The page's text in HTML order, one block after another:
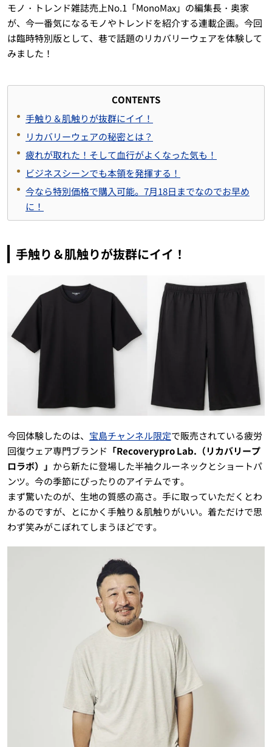
モノ・トレンド雑誌売上No.1「MonoMax」の編集長・奥家
が、今一番気になるモノやトレンドを紹介する連載企画。今回
は臨時特別版として、巷で話題のリカバリーウェアを体験して
みました！
CONTENTS
手触り＆肌触りが抜群にイイ！
リカバリーウェアの秘密とは？
疲れが取れた！そして血行がよくなった気も！
ビジネスシーンでも本領を発揮する！
今なら特別価格で購入可能。7月18日までなのでお早め
に！
手触り＆肌触りが抜群にイイ！
今回体験したのは、 宝島チャンネル限定で販売されている疲労
回復ウェア専門ブランド 「Recoverypro Lab.（リカバリープ
ロラボ）」 から新たに登場した半袖クルーネックとショートパ
ンツ。今の季節にぴったりのアイテムです。
まず驚いたのが、生地の質感の高さ。手に取っていただくとわ
かるのですが、とにかく手触り＆肌触りがいい。着ただけで思
わず笑みがこぼれてしまうほどです。